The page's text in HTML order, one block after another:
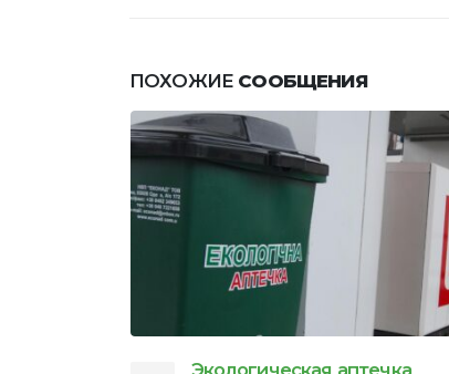
ПОХОЖИЕ СООБЩЕНИЯ
Последствия разлива нефти